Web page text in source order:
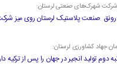
شرکت شهرک‌های صنعتی لرستان:
صنعت پلاستیک لرستان روی میز
جهاد کشاورزی لرستان:
دوم تولید انجیر در جهان را پس از ترکیه